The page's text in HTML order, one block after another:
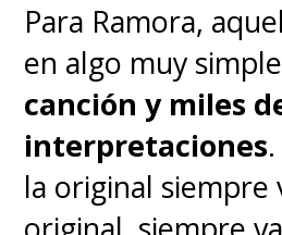
Para Ramora,
en algo muy
canción y miles
interpretaciones
la original siempre